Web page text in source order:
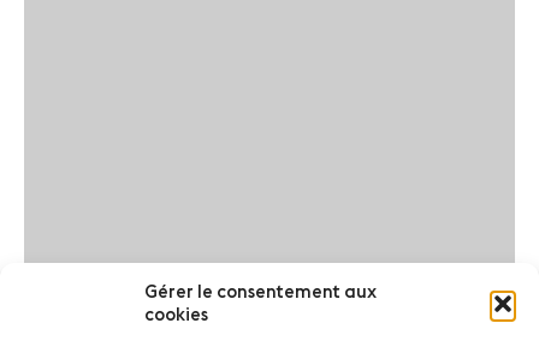
Gérer le consentement aux
cookies